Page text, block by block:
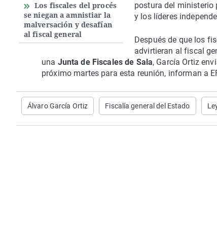
Los fiscales del procés
se niegan a amnistiar la
malversación y desafían
al fiscal general
postura del ministerio
y los líderes
Después de que los
advirtieran al fiscal
una Junta de Fiscales de Sala, García Ortiz
próximo martes para esta reunión, informan a
Álvaro García Ortiz Fiscalía general del Estado